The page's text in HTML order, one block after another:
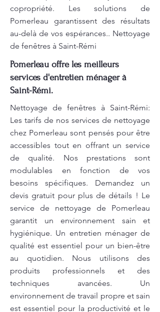
copropriété. Les solutions de
Pomerleau garantissent des résultats
au-delà de vos espérances.. Nettoyage
de fenêtres à Saint-Rémi
Pomerleau offre les meilleurs
services d'entretien ménager à
Saint-Rémi.
Nettoyage de fenêtres à Saint-Rémi:
Les tarifs de nos services de nettoyage
chez Pomerleau sont pensés pour être
accessibles tout en offrant un service
de qualité. Nos prestations sont
modulables en fonction de vos
besoins spécifiques. Demandez un
devis gratuit pour plus de détails ! Le
service de nettoyage de Pomerleau
garantit un environnement sain et
hygiénique. Un entretien ménager de
qualité est essentiel pour un bien-être
au quotidien. Nous utilisons des
produits professionnels et des
techniques avancées. Un
environnement de travail propre et sain
est essentiel pour la productivité et le